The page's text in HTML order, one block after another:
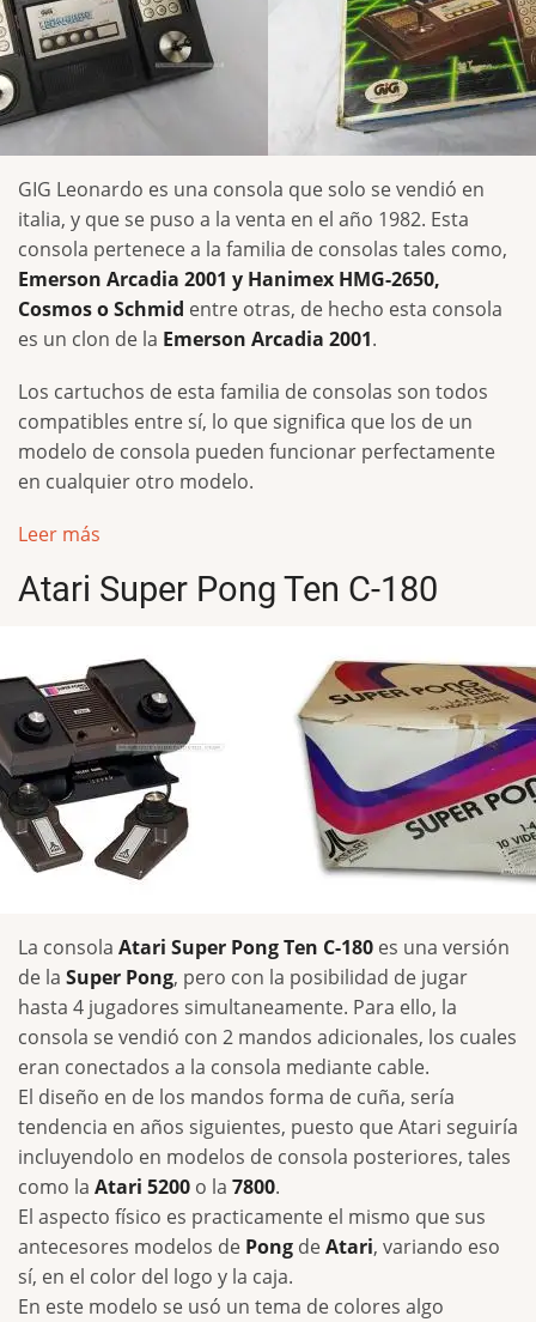
GIG Leonardo es una consola que solo se vendió en
italia, y que se puso a la venta en el año 1982. Esta
consola pertenece a la familia de consolas tales como,
Emerson Arcadia 2001 y Hanimex HMG-2650,
Cosmos o Schmid entre otras, de hecho esta consola
es un clon de la Emerson Arcadia 2001.
Los cartuchos de esta familia de consolas son todos
compatibles entre sí, lo que significa que los de un
modelo de consola pueden funcionar perfectamente
en cualquier otro modelo.
Leer más
Atari Super Pong Ten C-180
La consola Atari Super Pong Ten C-180 es una versión
de la Super Pong, pero con la posibilidad de jugar
hasta 4 jugadores simultaneamente. Para ello, la
consola se vendió con 2 mandos adicionales, los cuales
eran conectados a la consola mediante cable.
El diseño en de los mandos forma de cuña, sería
tendencia en años siguientes, puesto que Atari seguiría
incluyendolo en modelos de consola posteriores, tales
como la Atari 5200 o la 7800.
El aspecto físico es practicamente el mismo que sus
antecesores modelos de Pong deAtari, variando eso
sí, en el color del logo y la caja.
En este modelo se usó un tema de colores algo